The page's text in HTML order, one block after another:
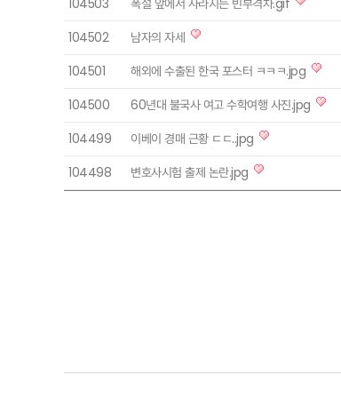
104503 폭설 앞에서 사라지는 빈부격차.gif
104502
남자의 자세
104501
해외에 수출된 한국 포스터 ㅋㅋㅋ.jpg
104500
60년대 불국사 여고 수학여행 사진.jpg
104499
이베이 경매 근황 ㄷㄷ..jpg
104498
변호사시험 출제 논란.jpg